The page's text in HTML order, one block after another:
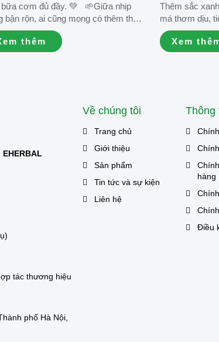
bữa cơm đủ đầy. 💚 🌱Giữa nhịp
bận rộn, ai cũng mong có thêm thời
dành cho những người mình yêu
🍲eSoup Canh Cải Thịt Dinh
Sấy Thăng Hoa mang đến bát
thêm
Thêm sắc
má thơm dịu,
lựa chọn phù
thực phẩm có
💚 Được chế
Xem
EHERBAL
tác thương hiệu
phố Hà Nội,
Về chúng tôi
Trang chủ
Giới thiệu
Sản phẩm
Tin tức và sự kiện
Liên hệ
Thông
hàng
Điều